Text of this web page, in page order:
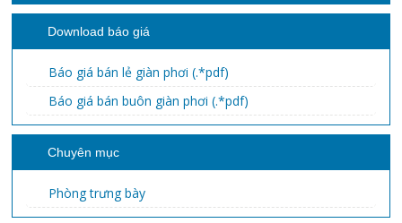
Download báo giá
Báo giá bán lẻ giàn phơi (.*pdf)
Báo giá bán buôn giàn phơi (.*pdf)
Chuyên mục
Phòng trưng bày